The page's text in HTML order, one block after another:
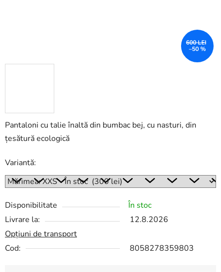
Pantaloni cu talie înaltă din bumbac bej, cu nasturi, din
țesătură ecologică
Variantă:
Disponibilitate
În stoc
Livrare la:
12.8.2026
Opțiuni de transport
Cod:
8058278359803
600 LEI
–50 %